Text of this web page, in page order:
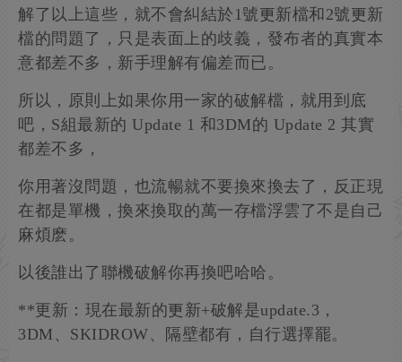
解了以上這些，就不會糾結於1號更新檔和2號更新
檔的問題了，只是表面上的歧義，發布者的真實本
意都差不多，新手理解有偏差而已。
所以，原則上如果你用一家的破解檔，就用到底
吧，S組最新的 Update 1 和3DM的 Update 2 其實
都差不多，
你用著沒問題，也流暢就不要換來換去了，反正現
在都是單機，換來換取的萬一存檔浮雲了不是自己
麻煩麽。
以後誰出了聯機破解你再換吧哈哈。
**更新：現在最新的更新+破解是update.3，
3DM、SKIDROW、隔壁都有，自行選擇罷。